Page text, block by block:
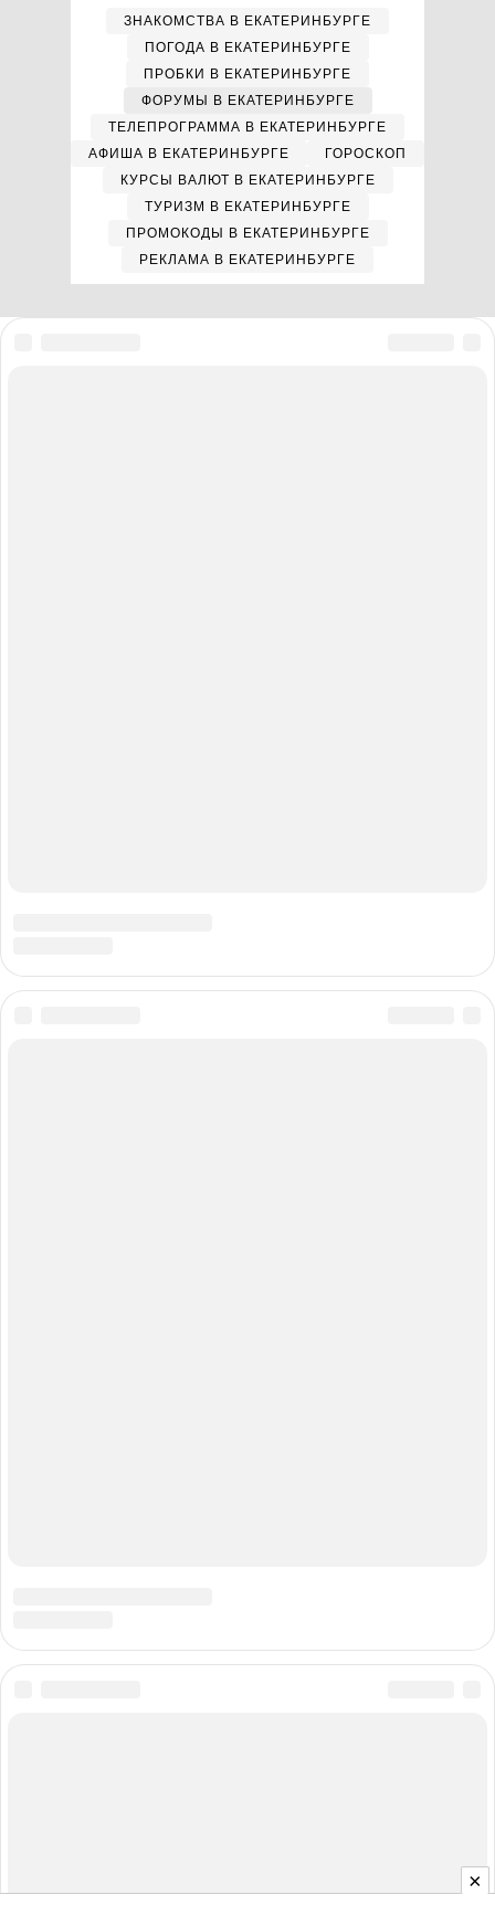
ЗНАКОМСТВА В ЕКАТЕРИНБУРГЕ
ПОГОДА В ЕКАТЕРИНБУРГЕ
ПРОБКИ В ЕКАТЕРИНБУРГЕ
ФОРУМЫ В ЕКАТЕРИНБУРГЕ
ТЕЛЕПРОГРАММА В ЕКАТЕРИНБУРГЕ
АФИША В ЕКАТЕРИНБУРГЕ
ГОРОСКОП
КУРСЫ ВАЛЮТ В ЕКАТЕРИНБУРГЕ
ТУРИЗМ В ЕКАТЕРИНБУРГЕ
ПРОМОКОДЫ В ЕКАТЕРИНБУРГЕ
РЕКЛАМА В ЕКАТЕРИНБУРГЕ